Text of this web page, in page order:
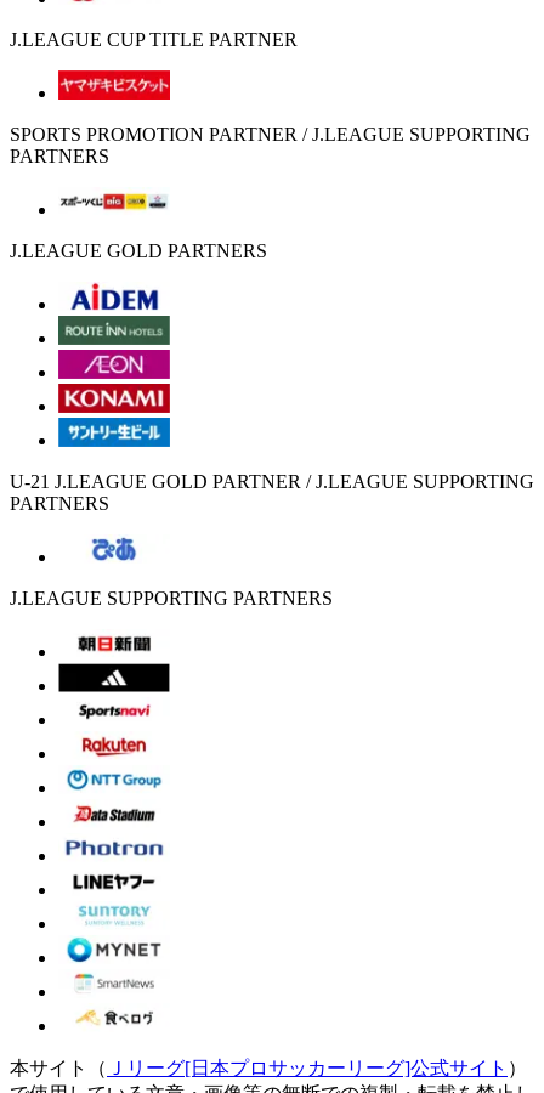
J.LEAGUE CUP TITLE PARTNER
SPORTS PROMOTION PARTNER / J.LEAGUE SUPPORTING
PARTNERS
J.LEAGUE GOLD PARTNERS
U-21 J.LEAGUE GOLD PARTNER / J.LEAGUE SUPPORTING
PARTNERS
J.LEAGUE SUPPORTING PARTNERS
本サイト（ Ｊリーグ[日本プロサッカーリーグ]公式サイト ）